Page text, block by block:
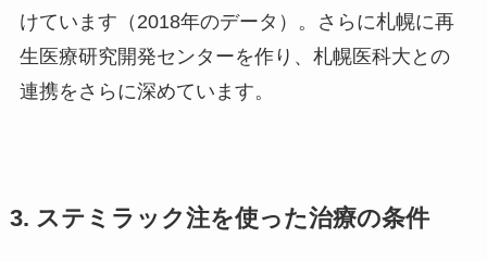
けています（2018年のデータ）。さらに札幌に再
生医療研究開発センターを作り、札幌医科大との
連携をさらに深めています。
3. ステミラック注を使った治療の条件